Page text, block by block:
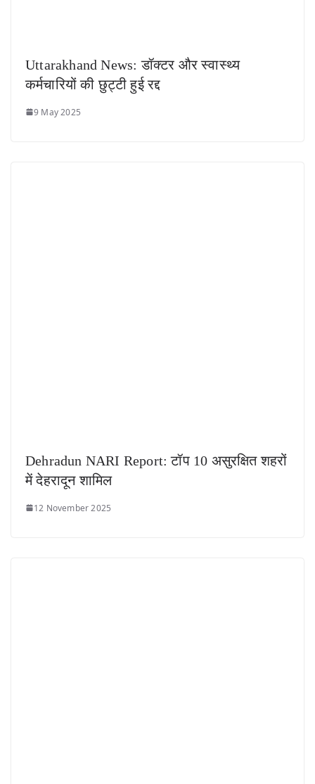
Uttarakhand News: डॉक्टर और स्वास्थ्य
कर्मचारियों की छुट्टी हुई रद्द
9 May 2025
Dehradun NARI Report: टॉप 10 असुरक्षित शहरों
में देहरादून शामिल
12 November 2025